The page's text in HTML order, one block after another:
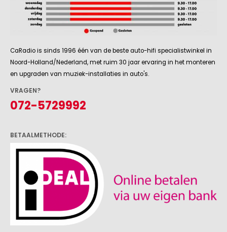
CaRadio is sinds 1996 één van de beste auto-hifi specialistwinkel in
en upgraden van muziek-installaties in auto's.
VRAGEN?
BETAALMETHODE: